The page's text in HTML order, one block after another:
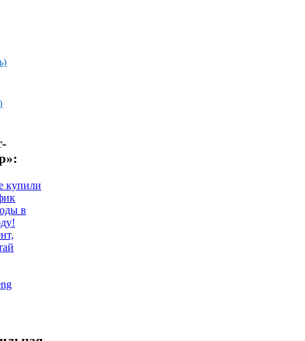
купили
в